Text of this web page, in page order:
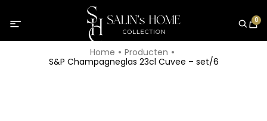
0
Home
Producten
S&P Champagneglas 23cl Cuvee – set/6